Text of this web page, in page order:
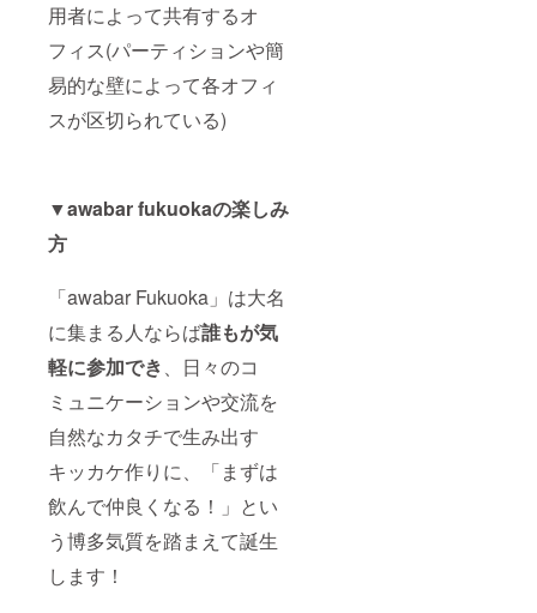
用者によって共有するオ
フィス(パーティションや簡
易的な壁によって各オフィ
スが区切られている)
▼awabar fukuokaの楽しみ
方
「awabar Fukuoka」は大名
に集まる人ならば誰もが気
軽に参加でき、日々のコ
ミュニケーションや交流を
自然なカタチで生み出す
キッカケ作りに、「まずは
飲んで仲良くなる！」とい
う博多気質を踏まえて誕生
します！